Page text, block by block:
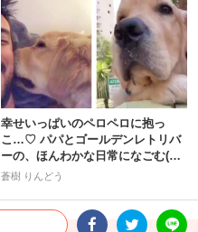
幸せいっぱいのペロペロに抱っ
こ…♡ パパとゴールデンレトリバ
ーの、ほんわかな日常になごむ(人
´∀｀)
蒼樹 りんどう